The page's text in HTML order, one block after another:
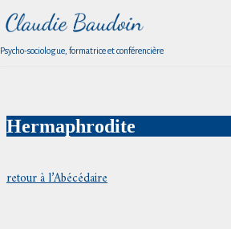
Psycho-sociologue, formatrice et conférencière
Hermaphrodite
retour à l’Abécédaire